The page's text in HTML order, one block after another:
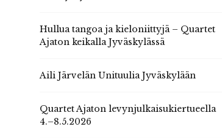
Hullua tangoa ja kieloniittyjä – Quartet
Ajaton keikalla Jyväskylässä
Aili Järvelän Unituulia Jyväskylään
Quartet Ajaton levynjulkaisukiertueella
4.–8.5.2026